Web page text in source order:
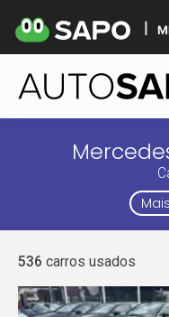
536 carros usados